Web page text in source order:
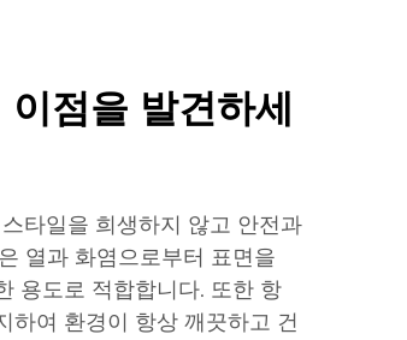
점을 발견하세
타일을 희생하지 않고 안전과
열과 화염으로부터 표면을
용도로 적합합니다. 또한 항
하여 환경이 항상 깨끗하고 건